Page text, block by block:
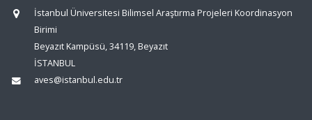
İstanbul Üniversitesi Bilimsel Araştırma Projeleri Koordinasyon
Birimi
Beyazıt Kampüsü, 34119, Beyazıt
İSTANBUL
aves@istanbul.edu.tr